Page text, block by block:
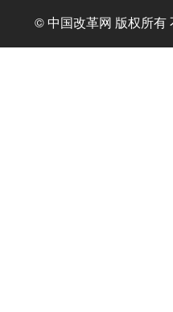
© 中国改革网 版权所有